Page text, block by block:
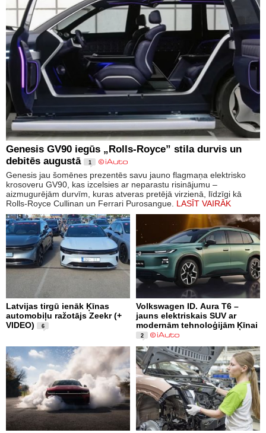
Genesis GV90 iegūs „Rolls-Royce” stila durvis un
debitēs augustā
1
Genesis jau šomēnes prezentēs savu jauno flagmaņa elektrisko
krosoveru GV90, kas izcelsies ar neparastu risinājumu –
aizmugurējām durvīm, kuras atveras pretējā virzienā, līdzīgi kā
Rolls-Royce Cullinan un Ferrari Purosangue. LASĪT VAIRĀK
Latvijas tirgū ienāk Ķīnas
automobiļu ražotājs Zeekr (+
VIDEO)
6
Volkswagen ID. Aura T6 –
jauns elektriskais SUV ar
modernām tehnoloģijām Ķīnai
2